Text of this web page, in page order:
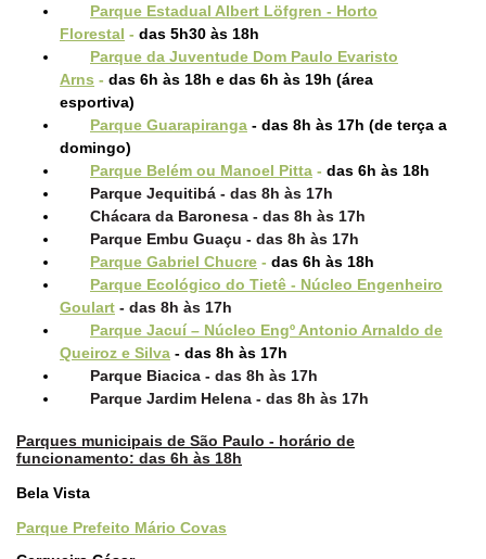
Parque Estadual Albert Löfgren - Horto
Florestal - das 5h30 às 18h
Parque da Juventude Dom Paulo Evaristo
Arns - das 6h às 18h e das 6h às 19h (área
esportiva)
Parque Guarapiranga - das 8h às 17h (de terça a
domingo)
Parque Belém ou Manoel Pitta - das 6h às 18h
Parque Jequitibá - das 8h às 17h
Chácara da Baronesa - das 8h às 17h
Parque Embu Guaçu - das 8h às 17h
Parque Gabriel Chucre - das 6h às 18h
Parque Ecológico do Tietê - Núcleo Engenheiro
Goulart - das 8h às 17h
Parque Jacuí – Núcleo Engº Antonio Arnaldo de
Queiroz e Silva - das 8h às 17h
Parque Biacica - das 8h às 17h
Parque Jardim Helena - das 8h às 17h
Parques municipais de São Paulo - horário de
funcionamento: das 6h às 18h
Bela Vista
Parque Prefeito Mário Covas